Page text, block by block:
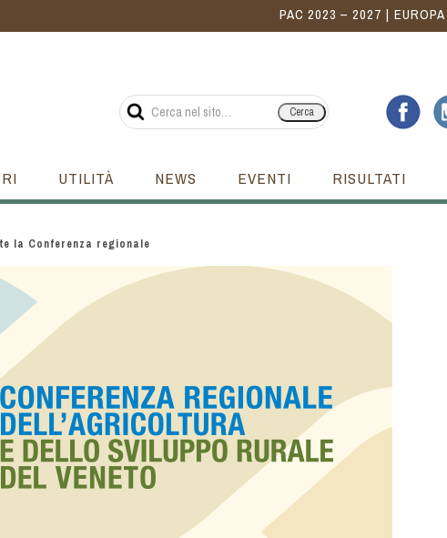
PAC 2023 – 2027 EUROPA
Cerca
UTILITÀ NEWS EVENTI RISULTATI
la Conferenza regionale